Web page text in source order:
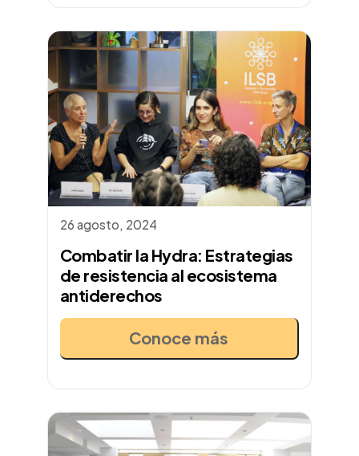
Combatir la Hydra: Estrategias
de resistencia al ecosistema
antiderechos
26 agosto, 2024
Conoce más